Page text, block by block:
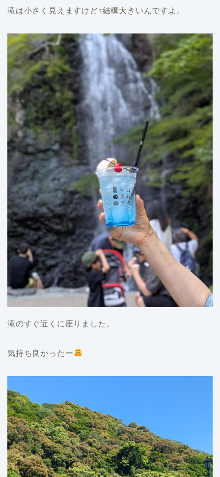
滝は小さく見えますけど↑結構大きいんですよ。
滝のすぐ近くに座りました。
気持ち良かったー